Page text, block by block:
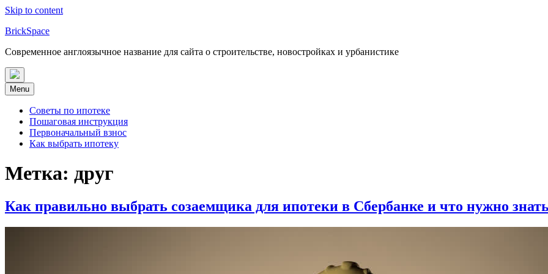
Skip to content
BrickSpace
Современное англоязычное название для сайта о строительстве, новостройках и урбанистике
Menu
Советы по ипотеке
Пошаговая инструкция
Первоначальный взнос
Как выбрать ипотеку
Метка: друг
Как правильно выбрать созаемщика для ипотеки в Сбербанке и что нужно